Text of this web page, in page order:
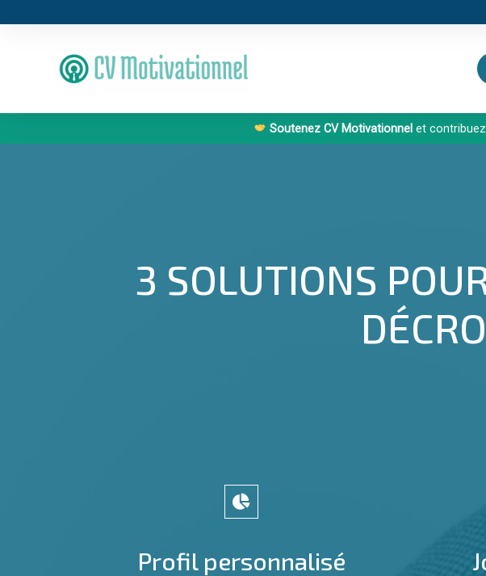
Soutenez CV Motivationnel et
3 SOLUTIONS
Profil personnalisé